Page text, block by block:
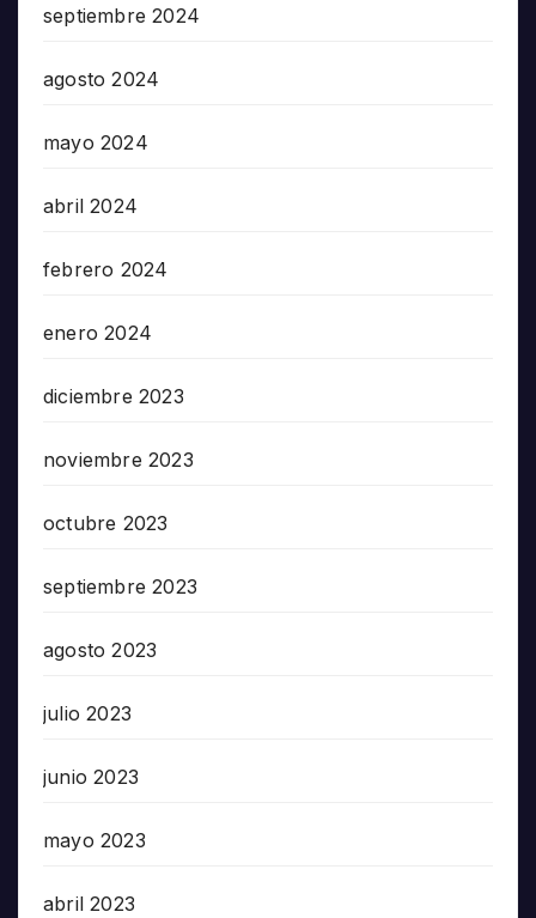
septiembre 2024
agosto 2024
mayo 2024
abril 2024
febrero 2024
enero 2024
diciembre 2023
noviembre 2023
octubre 2023
septiembre 2023
agosto 2023
julio 2023
junio 2023
mayo 2023
abril 2023